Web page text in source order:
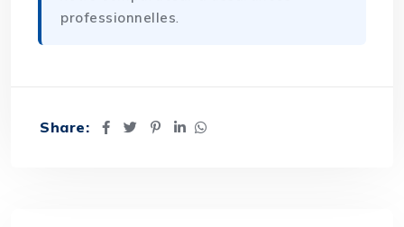
professionnelles.
Share: